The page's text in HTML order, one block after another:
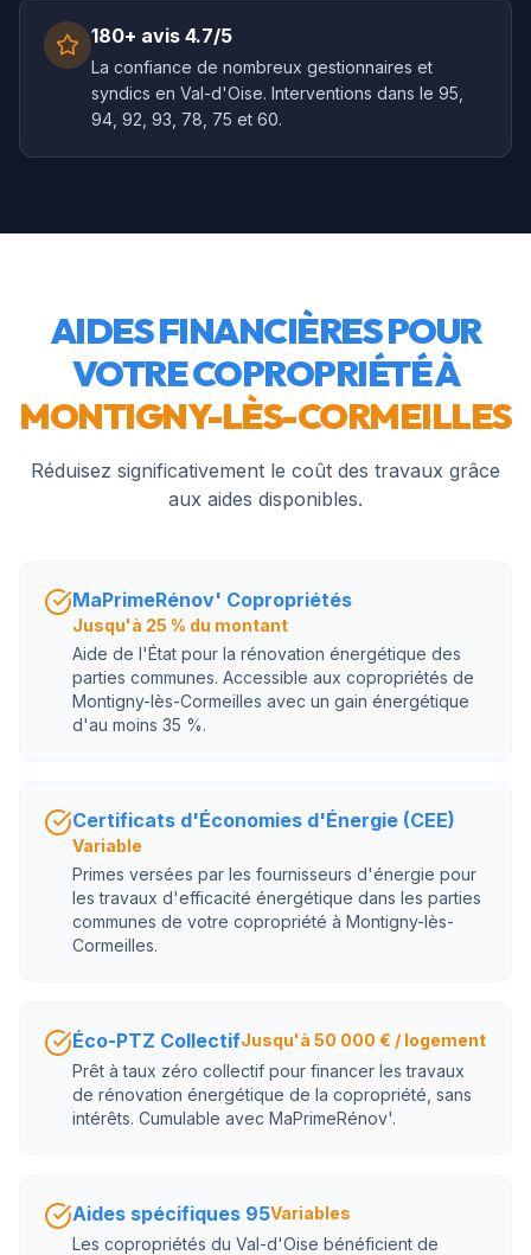
180+ avis 4.7/5
La confiance de nombreux gestionnaires et
syndics en Val-d'Oise. Interventions dans le 95,
94, 92, 93, 78, 75 et 60.
AIDES FINANCIÈRES POUR
VOTRE COPROPRIÉTÉ À
MONTIGNY-LÈS-CORMEILLES
Réduisez significativement le coût des travaux grâce
aux aides disponibles.
MaPrimeRénov' Copropriétés
Jusqu'à 25 % du montant
Aide de l'État pour la rénovation énergétique des
parties communes. Accessible aux copropriétés de
Montigny-lès-Cormeilles avec un gain énergétique
d'au moins 35 %.
Certificats d'Économies d'Énergie (CEE)
Variable
Primes versées par les fournisseurs d'énergie pour
les travaux d'efficacité énergétique dans les parties
communes de votre copropriété à Montigny-lès-
Cormeilles.
Éco-PTZ CollectifJusqu'à 50 000 € / logement
Prêt à taux zéro collectif pour financer les travaux
de rénovation énergétique de la copropriété, sans
intérêts. Cumulable avec MaPrimeRénov'.
Aides spécifiques 95Variables
Les copropriétés du Val-d'Oise bénéficient de